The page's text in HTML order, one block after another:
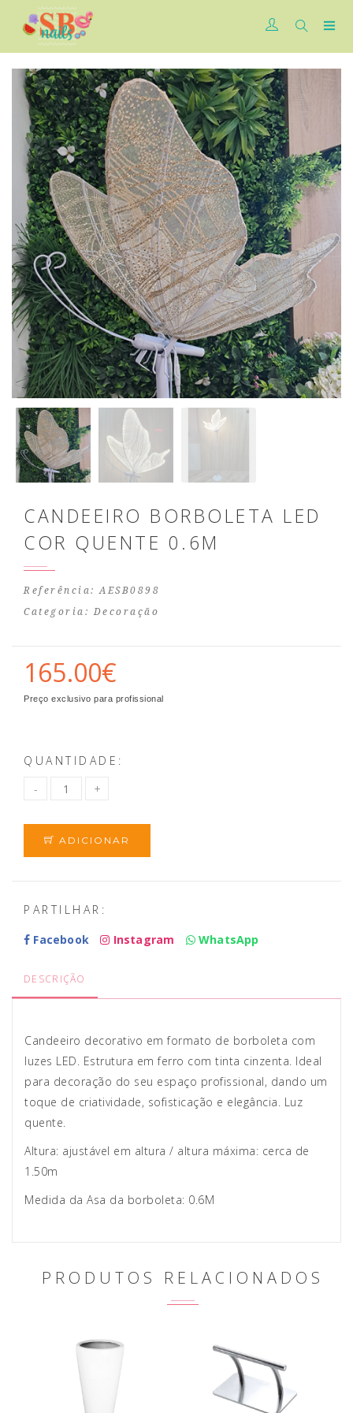
CANDEEIRO BORBOLETA LED
COR QUENTE 0.6M
Referência: AESB0898
Categoria: Decoração
165.00€
Preço exclusivo para profissional
QUANTIDADE:
ADICIONAR
PARTILHAR:
Facebook
Instagram WhatsApp
DESCRIÇÃO
Candeeiro decorativo em formato de borboleta com
luzes LED. Estrutura em ferro com tinta cinzenta. Ideal
para decoração do seu espaço profissional, dando um
toque de criatividade, sofisticação e elegância. Luz
quente.
Altura: ajustável em altura / altura máxima: cerca de
1.50m
Medida da Asa da borboleta: 0.6M
PRODUTOS RELACIONADOS